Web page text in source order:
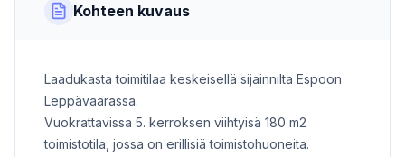
Kohteen kuvaus
Laadukasta toimitilaa keskeisellä sijainnilta Espoon
Leppävaarassa.
Vuokrattavissa 5. kerroksen viihtyisä 180 m2
toimistotila, jossa on erillisiä toimistohuoneita.